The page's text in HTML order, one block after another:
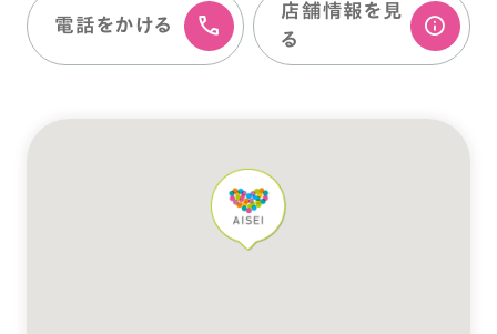
電話をかける
店舗情報を⾒
る